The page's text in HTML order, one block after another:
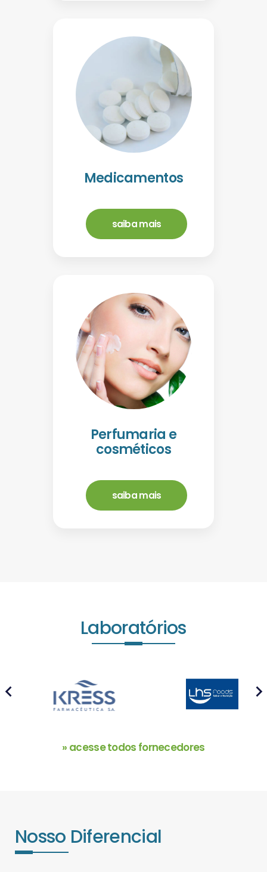
Medicamentos
saiba mais
Perfumaria e
cosméticos
saiba mais
Laboratórios
prev next
» acesse todos fornecedores
Nosso Diferencial